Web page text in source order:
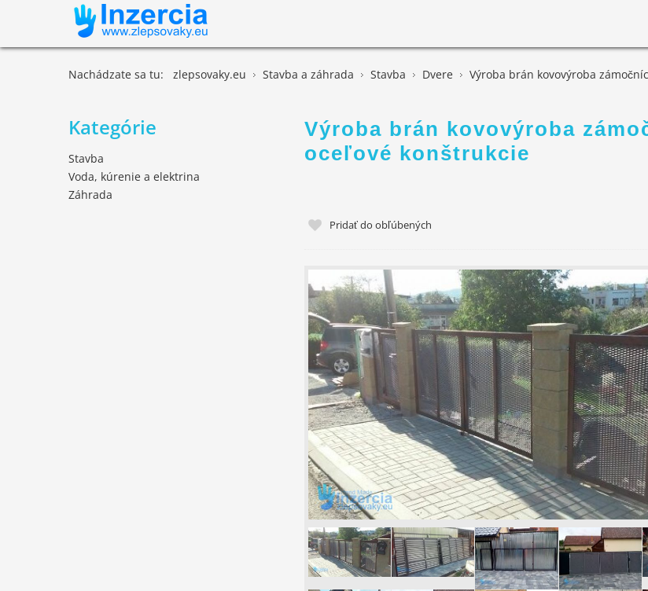
Nachádzate sa tu: zlepsovaky.eu Stavba a záhrada Stavba Dvere Výroba brán kovovýroba
Výroba brán kovovýroba
oceľové konštrukcie
Pridať do obľúbených
Kategórie
Stavba
Voda, kúrenie a elektrina
Záhrada